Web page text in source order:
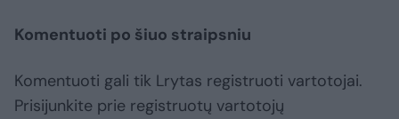
Komentuoti po šiuo straipsniu
Komentuoti gali tik Lrytas registruoti vartotojai.
Prisijunkite prie registruotų vartotojų